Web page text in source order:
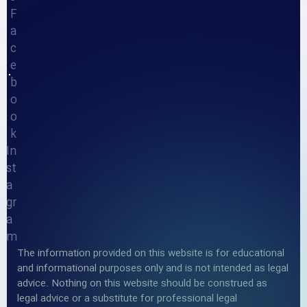
F
a
c
e
b
o
o
k
In
st
a
gr
a
m
The information provided on this website is for educational
and informational purposes only and is not intended as legal
advice. Nothing on this website should be construed as
legal advice or a substitute for professional legal